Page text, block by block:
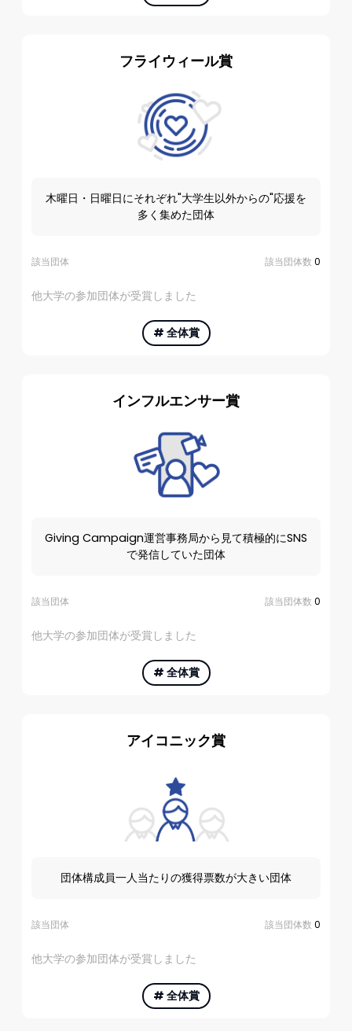
フライウィール賞
木曜日・日曜日にそれぞれ"大学生以外からの"応援を
多く集めた団体
該当団体 該当団体数 0
他大学の参加団体が受賞しました
# 全体賞
インフルエンサー賞
Giving Campaign運営事務局から見て積極的にSNS
で発信していた団体
該当団体 該当団体数 0
他大学の参加団体が受賞しました
# 全体賞
アイコニック賞
団体構成員一人当たりの獲得票数が大きい団体
該当団体 該当団体数 0
他大学の参加団体が受賞しました
# 全体賞